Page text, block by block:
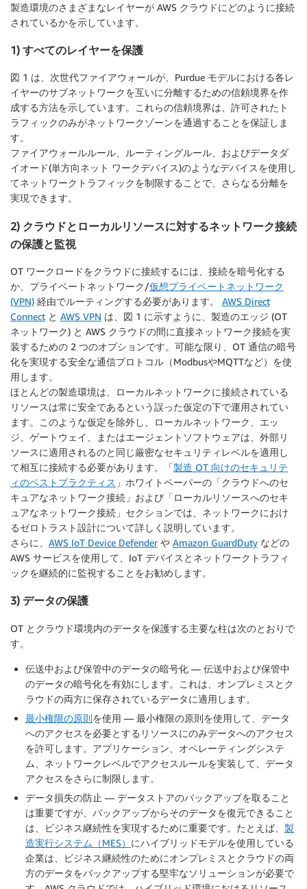
製造環境のさまざまなレイヤーが AWS クラウドにどのように接続
されているかを示しています。
1) すべてのレイヤーを保護
図 1 は、次世代ファイアウォールが、Purdue モデルにおける各レ
イヤーのサブネットワークを互いに分離するための信頼境界を作
成する方法を示しています。これらの信頼境界は、許可されたト
ラフィックのみがネットワークゾーンを通過することを保証しま
す。
ファイアウォールルール、ルーティングルール、およびデータダ
イオード(単方向ネット ワークデバイス)のようなデバイスを使用し
てネットワークトラフィックを制限することで、さらなる分離を
実現できます。
2) クラウドとローカルリソースに対するネットワーク接続
の保護と監視
OT ワークロードをクラウドに接続するには、接続を暗号化する
か、プライベートネットワーク/仮想プライベートネットワーク
(VPN) 経由でルーティングする必要があります。 AWS Direct
Connect と AWS VPN は、図 1 に示すように、製造のエッジ (OT
ネットワーク) と AWS クラウドの間に直接ネットワーク接続を実
装するための 2 つのオプションです。可能な限り、OT 通信の暗号
化を実現する安全な通信プロトコル（ModbusやMQTTなど）を使
用します。
ほとんどの製造環境は、ローカルネットワークに接続されている
リソースは常に安全であるという誤った仮定の下で運用されてい
ます。このような仮定を除外し、ローカルネットワーク、エッ
ジ、ゲートウェイ、またはエージェントソフトウェアは、外部リ
ソースに適用されるのと同じ厳密なセキュリティレベルを適用し
て相互に接続する必要があります。「製造 OT 向けのセキュリテ
ィのベストプラクティス 」ホワイトペーパーの「クラウドへのセ
キュアなネットワーク接続」および「ローカルリソースへのセキ
ュアなネットワーク接続」セクションでは、ネットワークにおけ
るゼロトラスト設計について詳しく説明しています。
さらに、 AWS IoT Device Defenderや Amazon GuardDuty などの
AWS サービスを使用して、IoT デバイスとネットワークトラフィ
ックを継続的に監視することをお勧めします。
3) データの保護
OT とクラウド環境内のデータを保護する主要な柱は次のとおりで
す。
伝送中および保管中のデータの暗号化 — 伝送中および保管中
のデータの暗号化を有効にします。これは、オンプレミスとク
ラウドの両方に保存されているデータに適用します。
最小権限の原則を使用 — 最小権限の原則を使用して、データ
へのアクセスを必要とするリソースにのみデータへのアクセス
を許可します。アプリケーション、オペレーティングシステ
ム、ネットワークレベルでアクセスルールを実装して、データ
アクセスをさらに制限します。
データ損失の防止 — データストアのバックアップを取ること
は重要ですが、バックアップからそのデータを復元できること
は、ビジネス継続性を実現するために重要です。たとえば、 製
造実行システム（MES） にハイブリッドモデルを使用している
企業は、ビジネス継続性のためにオンプレミスとクラウドの両
方のデータをバックアップする堅牢なソリューションが必要で